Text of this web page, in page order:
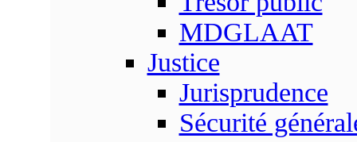
MDGLAAT
Justice
Jurisprudence
Sécurité